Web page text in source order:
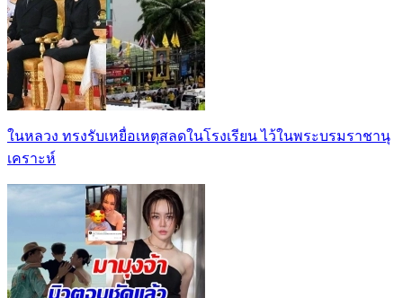
ในหลวง ทรงรับเหยื่อเหตุสลดในโรงเรียน ไว้ในพระบรมราชานุ
เคราะห์